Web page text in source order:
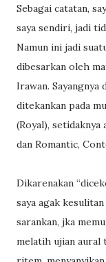
Sebagai catatan,
saya sendiri, jadi
Namun ini jadi
dibesarkan oleh
Irawan.
ditekankan pada
(Royal), setidaknya
dan Romantic,
Dikarenakan
saya agak
sarankan, jka
melatih ujian aural